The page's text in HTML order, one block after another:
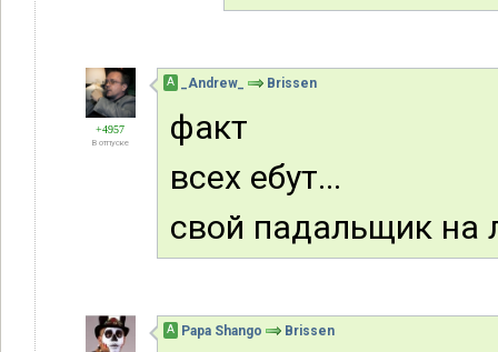
+4957
В отпуске
А _Andrew_ Brissen
факт
всех ебут...
свой падальщик на
А Papa Shango Brissen